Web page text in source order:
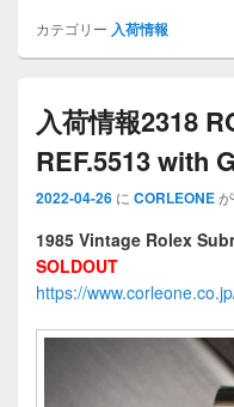
カテゴリー 入荷情報
入荷情報2318
REF.5513 with
2022-04-26 に CORLEONE
1985 Vintage Rolex
SOLDOUT
https://